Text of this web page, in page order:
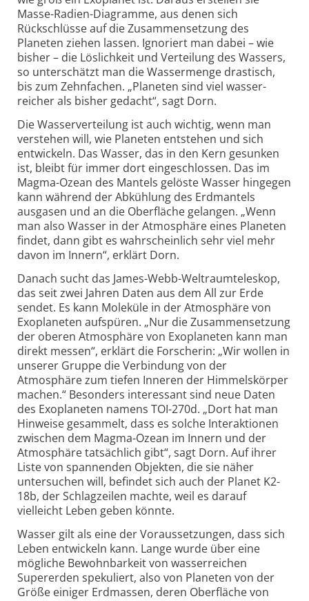
Masse-Radien-Diagramme, aus denen sich
Rückschlüsse auf die Zusammen­setzung des
Planeten ziehen lassen. Ignoriert man dabei – wie
bisher – die Löslichkeit und Verteilung des Wassers,
so unterschätzt man die Wassermenge drastisch,
bis zum Zehnfachen. „Planeten sind viel wasser­
reicher als bisher gedacht“, sagt Dorn.
Die Wasserverteilung ist auch wichtig, wenn man
verstehen will, wie Planeten entstehen und sich
entwickeln. Das Wasser, das in den Kern gesunken
ist, bleibt für immer dort einge­schlossen. Das im
Magma-Ozean des Mantels gelöste Wasser hingegen
kann während der Abkühlung des Erdmantels
ausgasen und an die Oberfläche gelangen. „Wenn
man also Wasser in der Atmosphäre eines Planeten
findet, dann gibt es wahr­scheinlich sehr viel mehr
davon im Innern“, erklärt Dorn.
Danach sucht das James-Webb-Weltraum­teleskop,
das seit zwei Jahren Daten aus dem All zur Erde
sendet. Es kann Moleküle in der Atmo­sphäre von
Exoplaneten aufspüren. „Nur die Zusammensetzung
der oberen Atmosphäre von Exoplaneten kann man
direkt messen“, erklärt die Forscherin: „Wir wollen in
unserer Gruppe die Verbindung von der
Atmosphäre zum tiefen Inneren der Himmels­körper
machen.“ Besonders interessant sind neue Daten
des Exoplaneten namens TOI-270d. „Dort hat man
Hinweise gesammelt, dass es solche Inter­aktionen
zwischen dem Magma-Ozean im Innern und der
Atmo­sphäre tatsächlich gibt“, sagt Dorn. Auf ihrer
Liste von spannenden Objekten, die sie näher
untersuchen will, befindet sich auch der Planet K2-
18b, der Schlag­zeilen machte, weil es darauf
vielleicht Leben geben könnte.
Wasser gilt als eine der Voraus­setzungen, dass sich
Leben entwickeln kann. Lange wurde über eine
mögliche Bewohnbarkeit von wasserreichen
Supererden spekuliert, also von Planeten von der
Größe einiger Erdmassen, deren Oberfläche von